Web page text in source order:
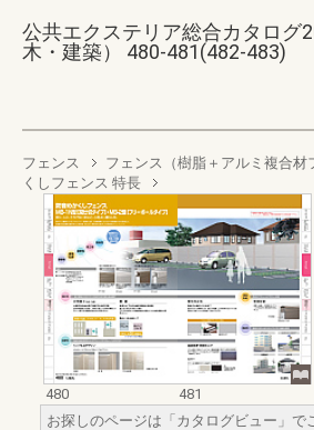
公共エクステリア総合カタログ
木・建築） 480-481(482-483)
フェンス フェンス（樹脂＋アルミ複合材
くしフェンス 特長
480
481
お探しのページは「カタログビュー」で